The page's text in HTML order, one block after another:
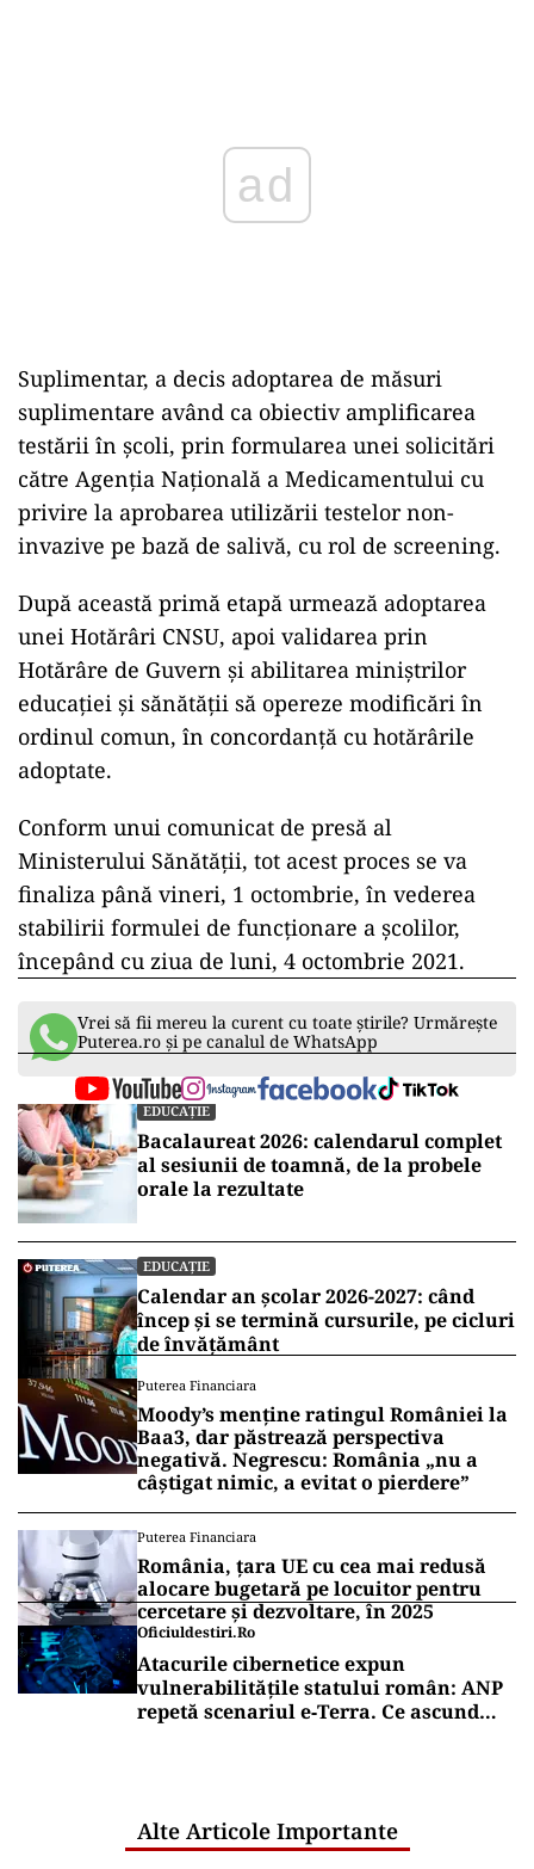
Suplimentar, a decis adoptarea de măsuri
suplimentare având ca obiectiv amplificarea
testării în școli, prin formularea unei solicitări
către Agenția Națională a Medicamentului cu
privire la aprobarea utilizării testelor non-
invazive pe bază de salivă, cu rol de screening.
După această primă etapă urmează adoptarea
unei Hotărâri CNSU, apoi validarea prin
Hotărâre de Guvern și abilitarea miniștrilor
educației și sănătății să opereze modificări în
ordinul comun, în concordanță cu hotărârile
adoptate.
Conform unui comunicat de presă al
Ministerului Sănătății, tot acest proces se va
finaliza până vineri, 1 octombrie, în vederea
stabilirii formulei de funcționare a școlilor,
începând cu ziua de luni, 4 octombrie 2021.
Vrei să fii mereu la curent cu toate știrile? Urmărește
Puterea.ro și pe canalul de WhatsApp
EDUCAȚIE
Bacalaureat 2026: calendarul complet
al sesiunii de toamnă, de la probele
orale la rezultate
EDUCAȚIE
Calendar an școlar 2026-2027: când
încep și se termină cursurile, pe cicluri
de învățământ
Puterea Financiara
Moody’s menține ratingul României la
Baa3, dar păstrează perspectiva
negativă. Negrescu: România „nu a
câștigat nimic, a evitat o pierdere”
Puterea Financiara
România, țara UE cu cea mai redusă
alocare bugetară pe locuitor pentru
cercetare și dezvoltare, în 2025
Oficiuldestiri.ro
Atacurile cibernetice expun
vulnerabilitățile statului român: ANP
repetă scenariul e‑Terra. Ce ascund
Alte Articole Importante